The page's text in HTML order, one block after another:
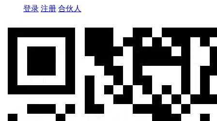
登录 注册 合伙人